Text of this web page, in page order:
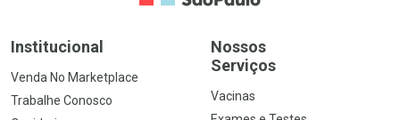
Institucional
Venda No Marketplace
Trabalhe Conosco
Nossos
Serviços
Vacinas